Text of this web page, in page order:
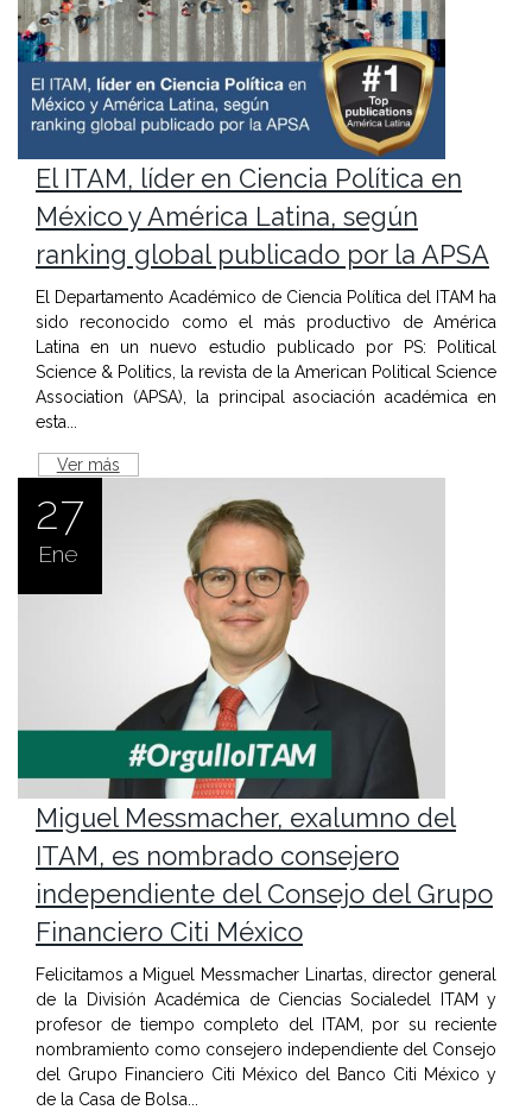
El ITAM, líder en Ciencia Política en
México y América Latina, según
ranking global publicado por la APSA
El Departamento Académico de Ciencia Política del ITAM ha
sido reconocido como el más productivo de América
Latina en un nuevo estudio publicado por PS: Political
Science & Politics, la revista de la American Political Science
Association (APSA), la principal asociación académica en
esta...
Ver más
27
Ene
Miguel Messmacher, exalumno del
ITAM, es nombrado consejero
independiente del Consejo del Grupo
Financiero Citi México
Felicitamos a Miguel Messmacher Linartas, director general
de la División Académica de Ciencias Socialedel ITAM y
profesor de tiempo completo del ITAM, por su reciente
nombramiento como consejero independiente del Consejo
del Grupo Financiero Citi México del Banco Citi México y
de la Casa de Bolsa...